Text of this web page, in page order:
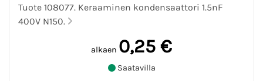
Tuote 108077. Keraaminen kondensaattori 1.5nF
400V N150.
alkaen 0,25 €
Saatavilla